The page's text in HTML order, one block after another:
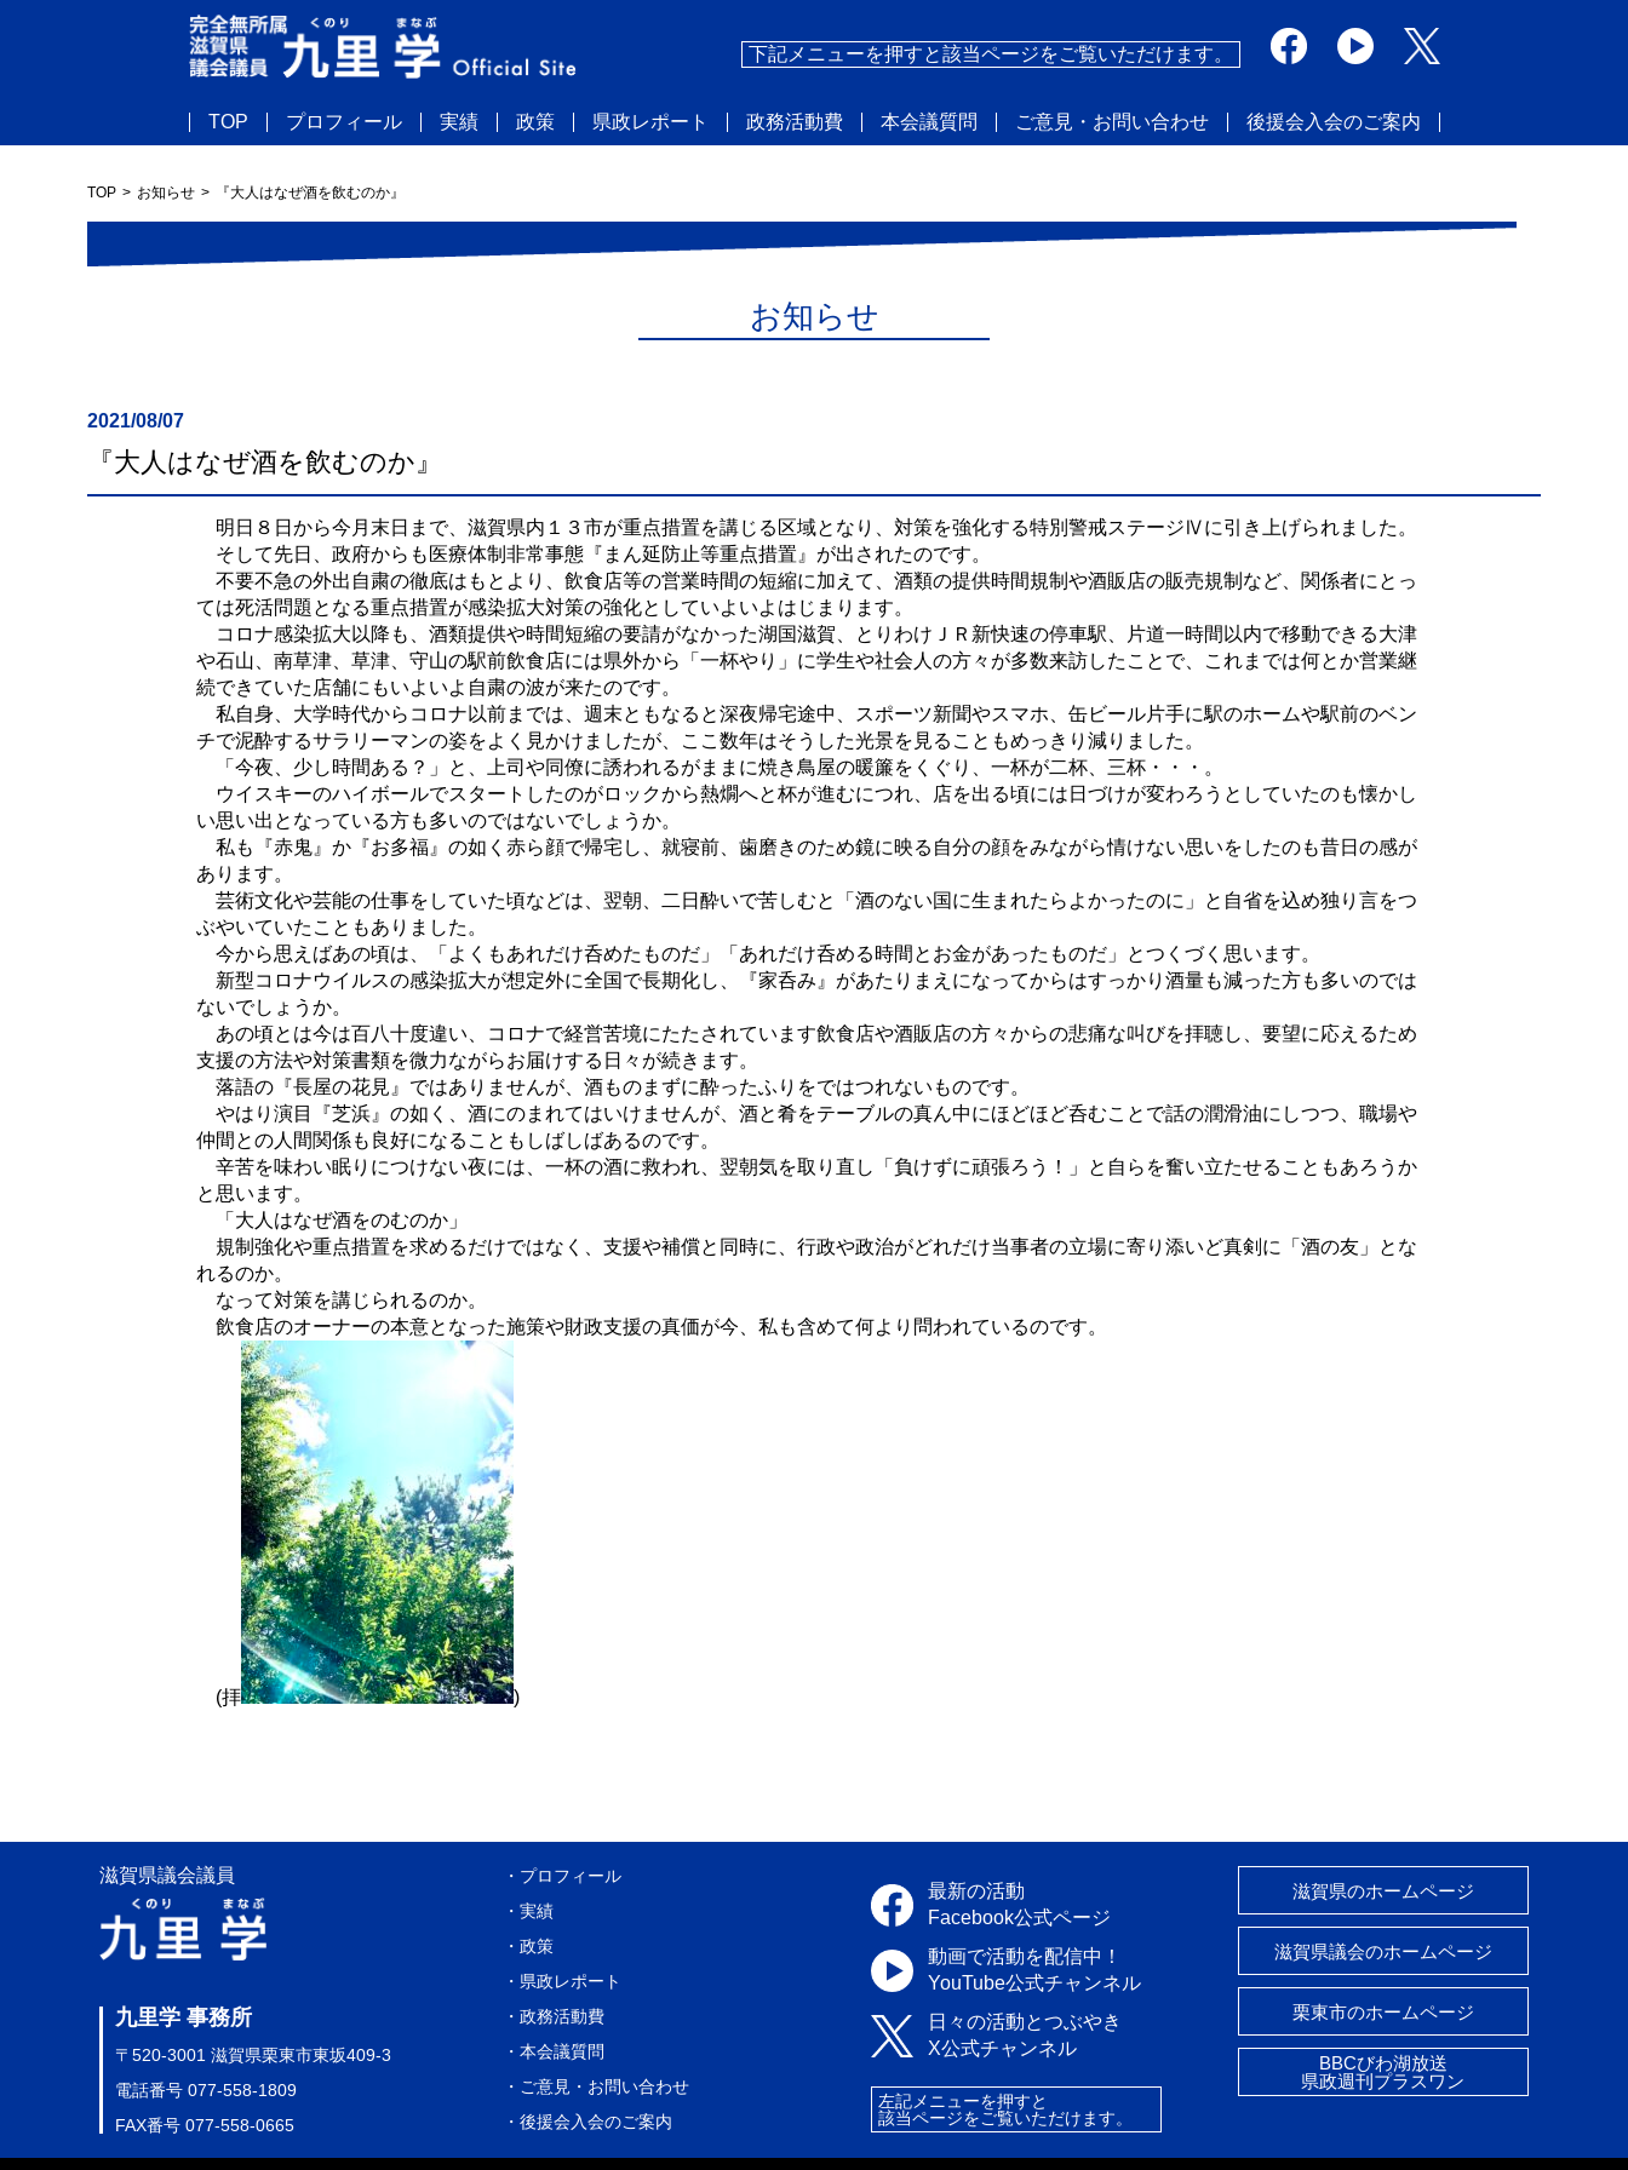
下記メニューを押すと該当ページをご覧いただけます。
TOP プロフィール 実績 政策 県政レポート 政務活動費 本会議質問 ご意見・お問い合わせ 後援会入会のご案内
TOP お知らせ 『大人はなぜ酒を飲むのか』
お知らせ
2021/08/07
『大人はなぜ酒を飲むのか』
明日８日から今月末日まで、滋賀県内１３市が重点措置を講じる区域となり、対策を強化する特別警戒ステージⅣに引き上げられました。
そして先日、政府からも医療体制非常事態『まん延防止等重点措置』が出されたのです。
不要不急の外出自粛の徹底はもとより、飲食店等の営業時間の短縮に加えて、酒類の提供時間規制や酒販店の販売規制など、関係者にとっ
ては死活問題となる重点措置が感染拡大対策の強化としていよいよはじまります。
コロナ感染拡大以降も、酒類提供や時間短縮の要請がなかった湖国滋賀、とりわけＪＲ新快速の停車駅、片道一時間以内で移動できる大津
や石山、南草津、草津、守山の駅前飲食店には県外から「一杯やり」に学生や社会人の方々が多数来訪したことで、これまでは何とか営業継
続できていた店舗にもいよいよ自粛の波が来たのです。
私自身、大学時代からコロナ以前までは、週末ともなると深夜帰宅途中、スポーツ新聞やスマホ、缶ビール片手に駅のホームや駅前のベン
チで泥酔するサラリーマンの姿をよく見かけましたが、ここ数年はそうした光景を見ることもめっきり減りました。
「今夜、少し時間ある？」と、上司や同僚に誘われるがままに焼き鳥屋の暖簾をくぐり、一杯が二杯、三杯・・・。
ウイスキーのハイボールでスタートしたのがロックから熱燗へと杯が進むにつれ、店を出る頃には日づけが変わろうとしていたのも懐かし
い思い出となっている方も多いのではないでしょうか。
私も『赤鬼』か『お多福』の如く赤ら顔で帰宅し、就寝前、歯磨きのため鏡に映る自分の顔をみながら情けない思いをしたのも昔日の感が
あります。
芸術文化や芸能の仕事をしていた頃などは、翌朝、二日酔いで苦しむと「酒のない国に生まれたらよかったのに」と自省を込め独り言をつ
ぶやいていたこともありました。
今から思えばあの頃は、「よくもあれだけ呑めたものだ」「あれだけ呑める時間とお金があったものだ」とつくづく思います。
新型コロナウイルスの感染拡大が想定外に全国で長期化し、『家呑み』があたりまえになってからはすっかり酒量も減った方も多いのでは
ないでしょうか。
あの頃とは今は百八十度違い、コロナで経営苦境にたたされています飲食店や酒販店の方々からの悲痛な叫びを拝聴し、要望に応えるため
支援の方法や対策書類を微力ながらお届けする日々が続きます。
落語の『長屋の花見』ではありませんが、酒ものまずに酔ったふりをではつれないものです。
やはり演目『芝浜』の如く、酒にのまれてはいけませんが、酒と肴をテーブルの真ん中にほどほど呑むことで話の潤滑油にしつつ、職場や
仲間との人間関係も良好になることもしばしばあるのです。
辛苦を味わい眠りにつけない夜には、一杯の酒に救われ、翌朝気を取り直し「負けずに頑張ろう！」と自らを奮い立たせることもあろうか
と思います。
「大人はなぜ酒をのむのか」
規制強化や重点措置を求めるだけではなく、支援や補償と同時に、行政や政治がどれだけ当事者の立場に寄り添いど真剣に「酒の友」とな
れるのか。
なって対策を講じられるのか。
飲食店のオーナーの本意となった施策や財政支援の真価が今、私も含めて何より問われているのです。
(拝 )
滋賀県議会議員
九里学 事務所
〒520-3001 滋賀県栗東市東坂409-3
電話番号 077-558-1809
FAX番号 077-558-0665
・プロフィール
・実績
・政策
・県政レポート
・政務活動費
・本会議質問
・ご意見・お問い合わせ
・後援会入会のご案内
最新の活動
Facebook公式ページ
動画で活動を配信中！
YouTube公式チャンネル
日々の活動とつぶやき
X公式チャンネル
左記メニューを押すと
該当ページをご覧いただけます。
滋賀県のホームページ
滋賀県議会のホームページ
栗東市のホームページ
BBCびわ湖放送
県政週刊プラスワン